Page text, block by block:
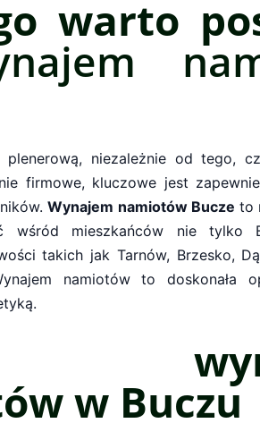
warto
plenerową, niezależnie od tego,
firmowe, kluczowe jest
Wynajem namiotów Bucze to
wśród mieszkańców nie tylko
takich jak Tarnów, Brzesko,
namiotów to doskonała
w Buczu